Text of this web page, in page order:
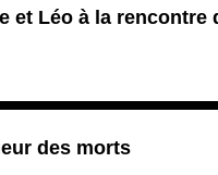
et Léo à la rencontre
des morts